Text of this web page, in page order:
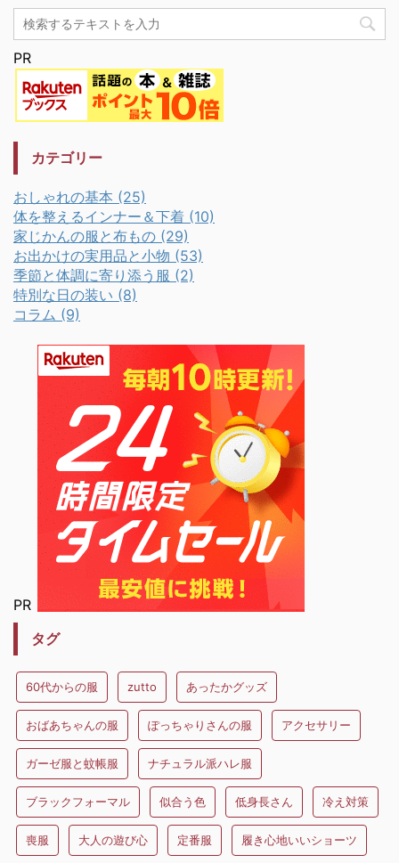
PR
カテゴリー
おしゃれの基本 (25)
体を整えるインナー＆下着 (10)
家じかんの服と布もの (29)
お出かけの実用品と小物 (53)
季節と体調に寄り添う服 (2)
特別な日の装い (8)
コラム (9)
PR
タグ
60代からの服 zutto あったかグッズ
おばあちゃんの服 ぽっちゃりさんの服 アクセサリー
ガーゼ服と蚊帳服 ナチュラル派ハレ服
ブラックフォーマル 似合う色 低身長さん 冷え対策
喪服 大人の遊び心 定番服 履き心地いいショーツ